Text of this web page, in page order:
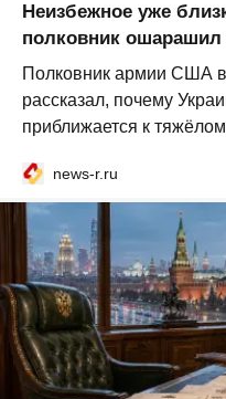
Неизбежное уже
полковник ошарашил
Полковник армии США в
рассказал, почему
приближается к
news-r.ru